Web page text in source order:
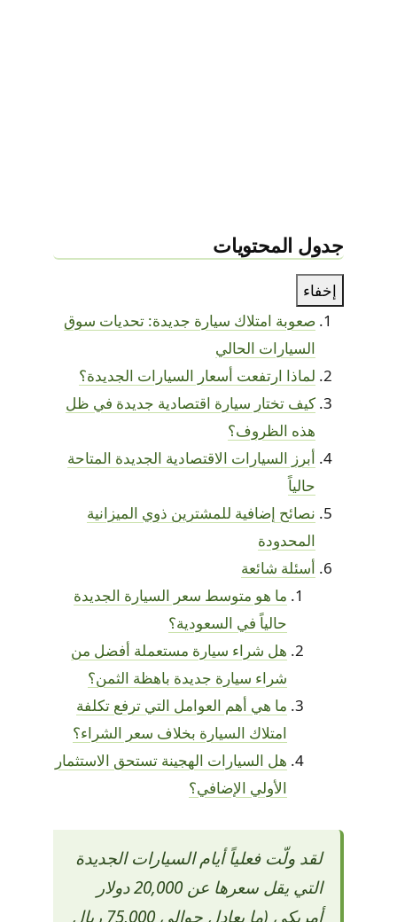
جدول المحتويات
إخفاء
صعوبة امتلاك سيارة جديدة: تحديات سوق
السيارات الحالي
لماذا ارتفعت أسعار السيارات الجديدة؟
كيف تختار سيارة اقتصادية جديدة في ظل
هذه الظروف؟
أبرز السيارات الاقتصادية الجديدة المتاحة
حالياً
نصائح إضافية للمشترين ذوي الميزانية
المحدودة
أسئلة شائعة
ما هو متوسط سعر السيارة الجديدة
حالياً في السعودية؟
هل شراء سيارة مستعملة أفضل من
شراء سيارة جديدة باهظة الثمن؟
ما هي أهم العوامل التي ترفع تكلفة
امتلاك السيارة بخلاف سعر الشراء؟
هل السيارات الهجينة تستحق الاستثمار
الأولي الإضافي؟
لقد ولّت فعلياً أيام السيارات الجديدة
التي يقل سعرها عن 20,000 دولار
أمريكي (ما يعادل حوالي 75,000 ريال